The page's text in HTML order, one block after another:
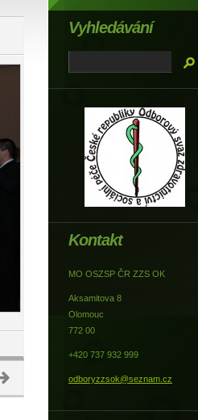
Kontakt
MO OSZSP ČR ZZS OK
Aksamitova 8
Olomouc
772 00
+420 737 932 999
odboryzzsok@seznam.cz
Vyhledávání